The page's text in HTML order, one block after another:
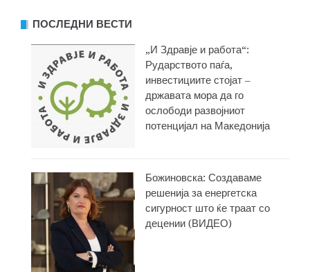
ПОСЛЕДНИ ВЕСТИ
„И Здравје и работа“:
Рударството паѓа,
инвестициите стојат –
државата мора да го
ослободи развојниот
потенцијал на Македонија
Божиновска: Создаваме
решенија за енергетска
сигурност што ќе траат со
децении (ВИДЕО)